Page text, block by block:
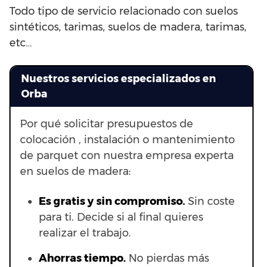
Todo tipo de servicio relacionado con suelos
sintéticos, tarimas, suelos de madera, tarimas,
etc…
Nuestros servicios especializados en
Orba
Por qué solicitar presupuestos de
colocación , instalación o mantenimiento
de parquet con nuestra empresa experta
en suelos de madera:
Es gratis y sin compromiso. Sin coste
para ti. Decide si al final quieres
realizar el trabajo.
Ahorras tiempo. No pierdas más